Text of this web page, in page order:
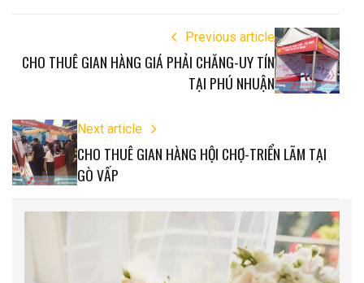
Previous article
CHO THUÊ GIAN HÀNG GIÁ PHẢI CHĂNG-UY TÍN
TẠI PHÚ NHUẬN
Next article
CHO THUÊ GIAN HÀNG HỘI CHỢ-TRIỂN LÃM TẠI
GÒ VẤP